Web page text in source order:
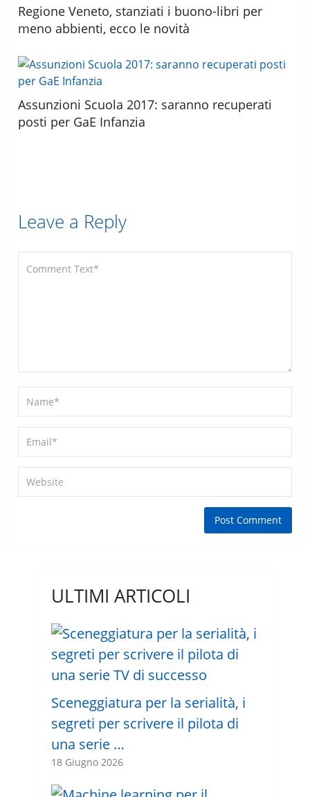
Regione Veneto, stanziati i buono-libri per
meno abbienti, ecco le novità
Assunzioni Scuola 2017: saranno recuperati
posti per GaE Infanzia
Leave a Reply
ULTIMI ARTICOLI
Sceneggiatura per la serialità, i
segreti per scrivere il pilota di
una serie …
18 Giugno 2026